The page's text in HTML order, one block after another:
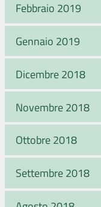
Febbraio 2019
Gennaio 2019
Dicembre 2018
Novembre 2018
Ottobre 2018
Settembre 2018